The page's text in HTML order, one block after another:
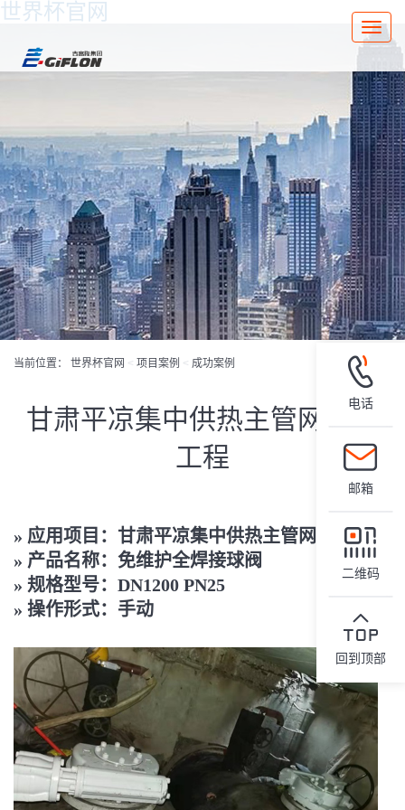
世界杯官网
Toggle
当前位置： 世界杯官网 < 项目案例 < 成功案例
甘肃平凉集中供热主管网扩建
工程
» 应用项目：甘肃平凉集中供热主管网扩建工程
» 产品名称：免维护全焊接球阀
» 规格型号：DN1200 PN25
» 操作形式：手动
电话
邮箱
二维码
回到顶部